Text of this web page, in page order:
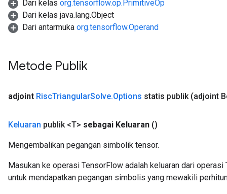
Dari kelas org.tensorflow.op.PrimitiveOp
Dari kelas java.lang.Object
Dari antarmuka org.tensorflow.Operand
Metode Publik
adjoint RiscTriangularSolve.Options statis publik (adjoint
Keluaran publik <T> sebagai Keluaran ()
Mengembalikan pegangan simbolik tensor.
Masukan ke operasi TensorFlow adalah keluaran dari
untuk mendapatkan pegangan simbolis yang mewakili